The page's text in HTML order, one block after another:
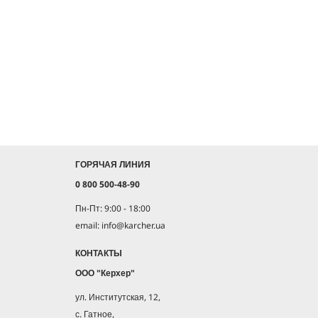
ГОРЯЧАЯ ЛИНИЯ
0 800 500-48-90
Пн-Пт: 9:00 - 18:00
email: info@karcher.ua
КОНТАКТЫ
ООО "Керхер"
ул. Институтская, 12,
с. Гатное,